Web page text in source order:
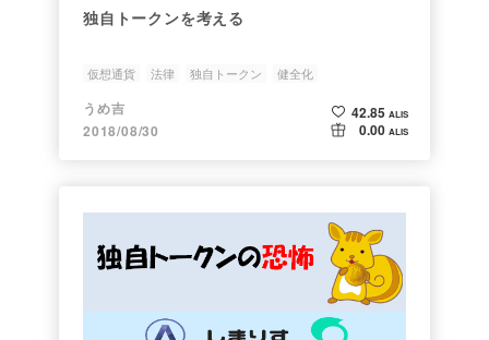
独自トークンを考える
仮想通貨 法律 独自トークン 健全化
うめ吉
2018/08/30
42.85 ALIS
0.00 ALIS